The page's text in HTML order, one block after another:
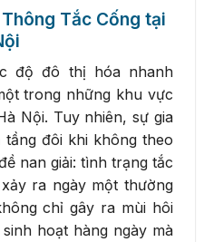
Tắc Cống tại
độ đô thị hóa nhanh
trong những khu vực
Nội. Tuy nhiên, sự gia
đôi khi không theo
nan giải: tình trạng tắc
ra ngày một thường
chỉ gây ra mùi hôi
hoạt hàng ngày mà